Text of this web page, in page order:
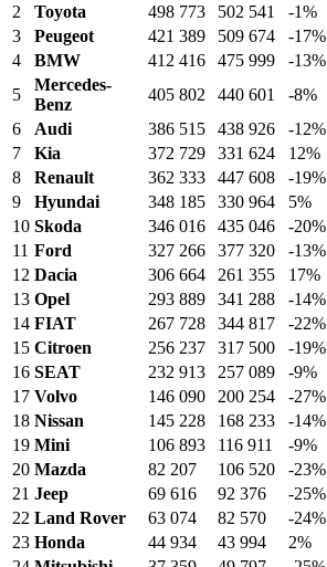
2
Toyota 498 773 502 541 -1%
3
Peugeot 421 389 509 674 -17%
4
BMW 412 416 475 999 -13%
5
Mercedes-
Benz
405 802 440 601 -8%
6
Audi 386 515 438 926 -12%
7
Kia 372 729 331 624 12%
8
Renault 362 333 447 608 -19%
9
Hyundai 348 185 330 964 5%
10 Skoda 346 016 435 046 -20%
11 Ford 327 266 377 320 -13%
12 Dacia 306 664 261 355 17%
13 Opel 293 889 341 288 -14%
14 FIAT 267 728 344 817 -22%
15 Citroen 256 237 317 500 -19%
16 SEAT 232 913 257 089 -9%
17 Volvo 146 090 200 254 -27%
18 Nissan 145 228 168 233 -14%
19 Mini 106 893 116 911 -9%
20 Mazda 82 207 106 520 -23%
21 Jeep 69 616 92 376 -25%
22 Land Rover 63 074 82 570 -24%
23 Honda 44 934 43 994 2%